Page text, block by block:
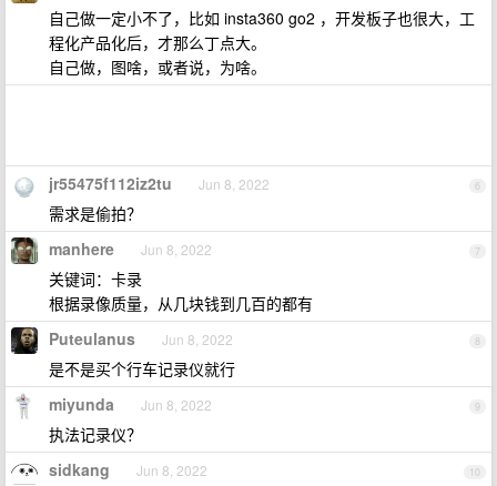
自己做一定小不了，比如 insta360 go2 ，开发板子也很大，工
程化产品化后，才那么丁点大。
自己做，图啥，或者说，为啥。
6
jr55475f112iz2tu Jun 8, 2022
需求是偷拍？
7
manhere Jun 8, 2022
关键词：卡录
根据录像质量，从几块钱到几百的都有
8
Puteulanus Jun 8, 2022
是不是买个行车记录仪就行
9
miyunda Jun 8, 2022
执法记录仪？
10
sidkang Jun 8, 2022